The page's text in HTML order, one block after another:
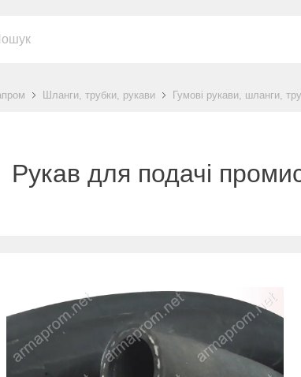
Шланги, трубки, рукави Гумові рукави, шланги,
Рукав для подачі